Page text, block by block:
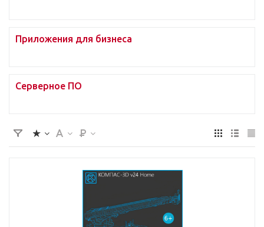
Приложения для бизнеса
Серверное ПО